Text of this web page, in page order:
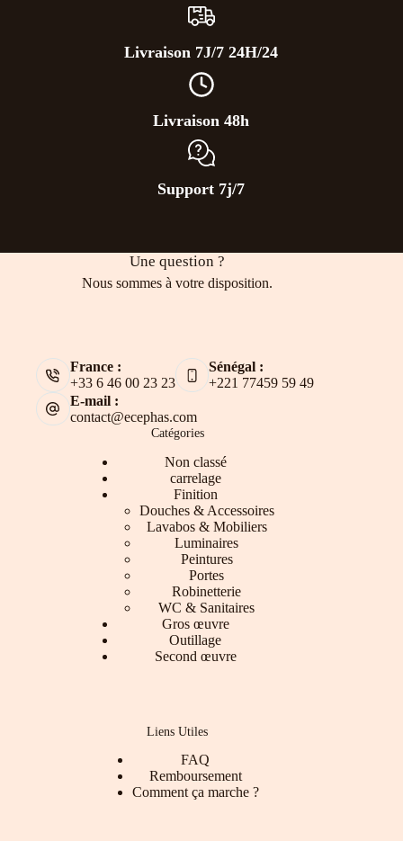
Livraison 7J/7 24H/24
Livraison 48h
Support 7j/7
Une question ?
Nous sommes à votre disposition.
France :
+33 6 46 00 23 23
Sénégal :
+221 77459 59 49
E-mail :
contact@ecephas.com
Catégories
Non classé
carrelage
Finition
Douches & Accessoires
Lavabos & Mobiliers
Luminaires
Peintures
Portes
Robinetterie
WC & Sanitaires
Gros œuvre
Outillage
Second œuvre
Liens Utiles
FAQ
Remboursement
Comment ça marche ?